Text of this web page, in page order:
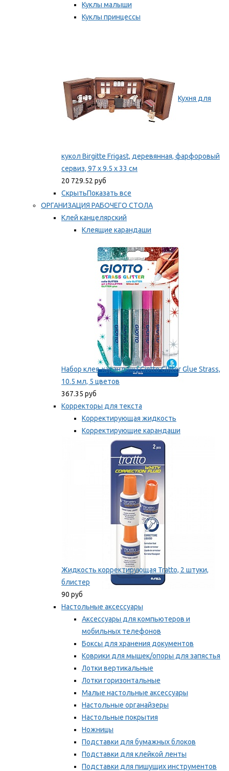
Куклы малыши
Куклы принцессы
Кухня для
кукол Birgitte Frigast, деревянная, фарфоровый
сервиз, 97 x 9.5 x 33 см
20 729.52 руб
СкрытьПоказать все
ОРГАНИЗАЦИЯ РАБОЧЕГО СТОЛА
Клей канцелярский
Клеящие карандаши
Мы рекомендуем
Набор клея-карандаша Giotto Glitter Glue Strass,
10.5 мл, 5 цветов
367.35 руб
Корректоры для текста
Корректирующая жидкость
Корректирующие карандаши
Корректирующие ленты
Мы рекомендуем
Жидкость корректирующая Tratto, 2 штуки,
блистер
90 руб
Настольные аксессуары
Аксессуары для компьютеров и
мобильных телефонов
Боксы для хранения документов
Коврики для мышек/опоры для запястья
Лотки вертикальные
Лотки горизонтальные
Малые настольные аксессуары
Настольные органайзеры
Настольные покрытия
Ножницы
Подставки для бумажных блоков
Подставки для клейкой ленты
Подставки для пишущих инструментов